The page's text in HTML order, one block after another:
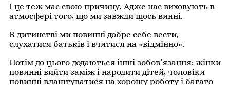
І це теж має свою причину. Адже нас виховують в
атмосфері того, що ми завжди щось винні.
В дитинстві ми повинні добре себе вести,
слухатися батьків і вчитися на «відмінно».
Потім до цього додаються інші зобов’язання: жінки
повинні вийти заміж і народити дітей, чоловіки
повинні влаштуватися на хорошу роботу і багато